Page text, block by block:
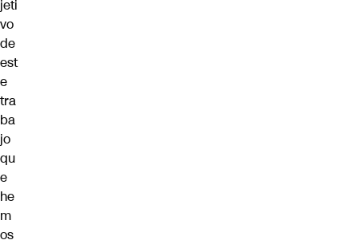
jeti
vo
de
est
e
tra
ba
jo
qu
e
he
m
os